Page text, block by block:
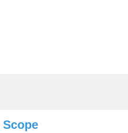
Scope